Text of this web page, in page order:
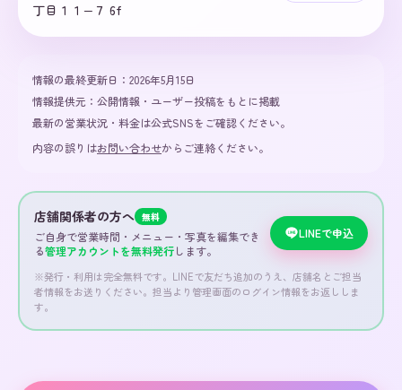
丁目１１−７ 6f
情報の最終更新日： 2026年5月15日
情報提供元： 公開情報・ユーザー投稿をもとに掲載
最新の営業状況・料金は公式SNSをご確認ください。
内容の誤りはお問い合わせからご連絡ください。
店舗関係者の方へ 無料
ご自身で営業時間・メニュー・写真を編集でき
る管理アカウントを無料発行します。
LINEで申込
※発行・利用は完全無料です。LINEで友だち追加のうえ、店舗名とご担当
者情報をお送りください。担当より管理画面のログイン情報をお返ししま
す。